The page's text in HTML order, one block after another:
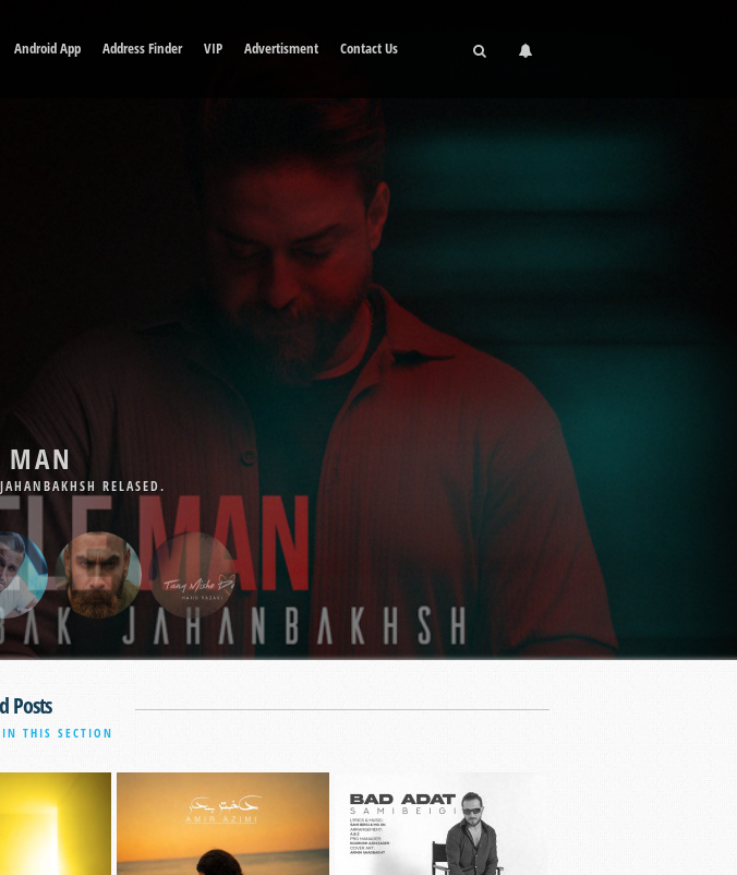
Android App Address Finder VIP Advertisment Contact Us
MAN
RELASED.
Posts
THIS SECTION